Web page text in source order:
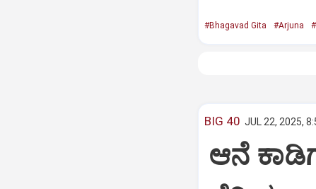
#Bhagavad Gita #Arjuna
BIG 40 JUL 22, 2025,
ಆನೆ